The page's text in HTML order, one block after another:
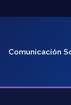
Comunicación